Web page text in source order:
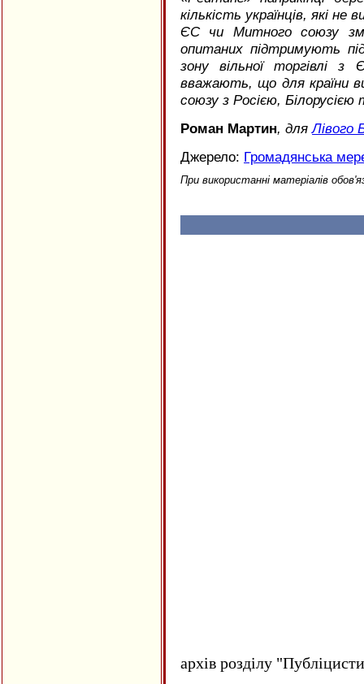
кількість українців, які
ЄС чи Митного союзу
опитаних підтримують
зону вільної торгівлі з
вважають, що для країни
союзу з Росією,
Роман Мартин, дляЛівого
Джерело: Громадянська
При використанні матеріалів
архів розділу